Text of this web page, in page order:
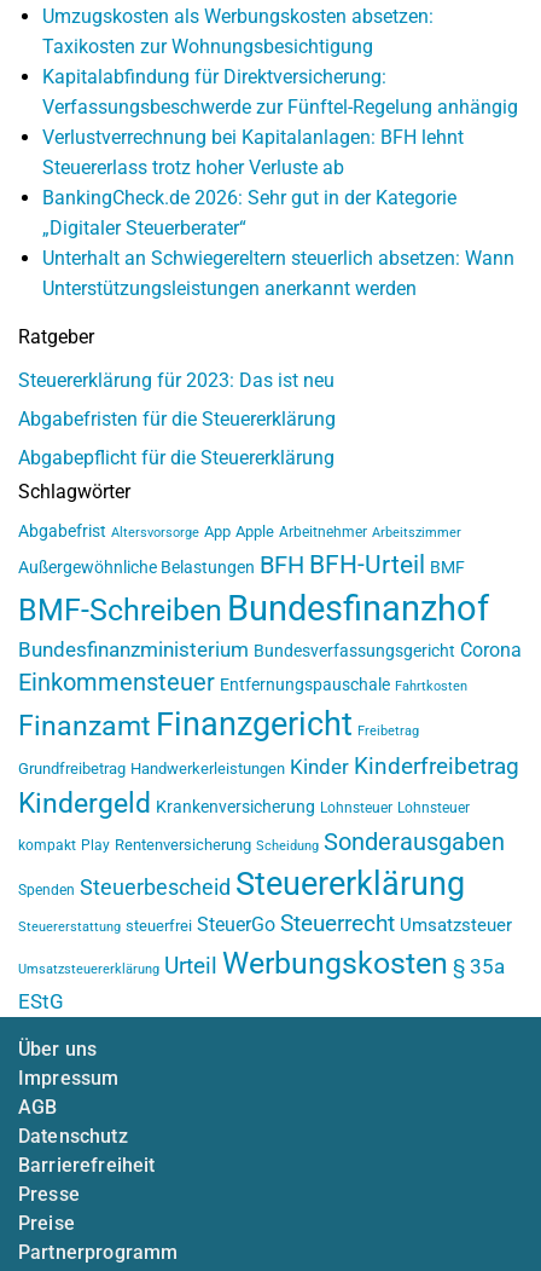
Umzugskosten als Werbungskosten absetzen:
Taxikosten zur Wohnungsbesichtigung
Kapitalabfindung für Direktversicherung:
Verfassungsbeschwerde zur Fünftel-Regelung anhängig
Verlustverrechnung bei Kapitalanlagen: BFH lehnt
Steuererlass trotz hoher Verluste ab
BankingCheck.de 2026: Sehr gut in der Kategorie
„Digitaler Steuerberater“
Unterhalt an Schwiegereltern steuerlich absetzen: Wann
Unterstützungsleistungen anerkannt werden
Ratgeber
Steuererklärung für 2023: Das ist neu
Abgabefristen für die Steuererklärung
Abgabepflicht für die Steuererklärung
Schlagwörter
Abgabefrist Altersvorsorge App Apple Arbeitnehmer Arbeitszimmer
Außergewöhnliche Belastungen BFH BFH-Urteil BMF
BMF-Schreiben Bundesfinanzhof
Bundesfinanzministerium Bundesverfassungsgericht Corona
Einkommensteuer Entfernungspauschale Fahrtkosten
Finanzamt Finanzgericht Freibetrag
Grundfreibetrag Handwerkerleistungen Kinder Kinderfreibetrag
Kindergeld Krankenversicherung Lohnsteuer Lohnsteuer
kompakt Play Rentenversicherung Scheidung Sonderausgaben
Spenden Steuerbescheid Steuererklärung
Steuererstattung steuerfrei SteuerGo Steuerrecht Umsatzsteuer
Umsatzsteuererklärung Urteil Werbungskosten § 35a
EStG
Über uns
Impressum
AGB
Datenschutz
Barrierefreiheit
Presse
Preise
Partnerprogramm